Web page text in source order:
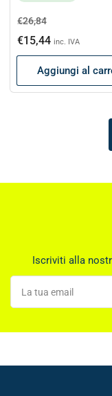
Prezzo
di
listino
€26,84Prezzo
scontato
€15,44 inc. IVA
Aggiungi al
Iscriviti alla
La
tua
email